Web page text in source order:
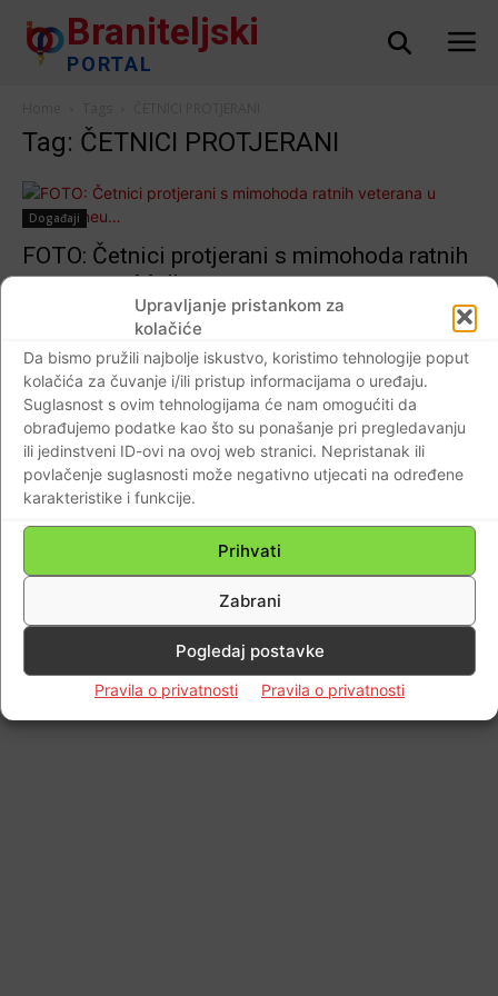
Upravljanje pristankom za
kolačiće
Da bismo pružili najbolje iskustvo, koristimo tehnologije poput
kolačića za čuvanje i/ili pristup informacijama o uređaju.
Suglasnost s ovim tehnologijama će nam omogućiti da
obrađujemo podatke kao što su ponašanje pri pregledavanju
ili jedinstveni ID-ovi na ovoj web stranici. Nepristanak ili
povlačenje suglasnosti može negativno utjecati na određene
karakteristike i funkcije.
Prihvati
Zabrani
Pogledaj postavke
Pravila o privatnosti Pravila o privatnosti
Braniteljski
PORTAL
Tag: ČETNICI PROTJERANI
Događaji
FOTO: Četnici protjerani s mimohoda ratnih
veterana u Melbourneu…
Braniteljski portal - 25.04.2019 9
Impressum Kontaktirajte nas Pravila o privatnosti
© Newspaper WordPress Theme by TagDiv